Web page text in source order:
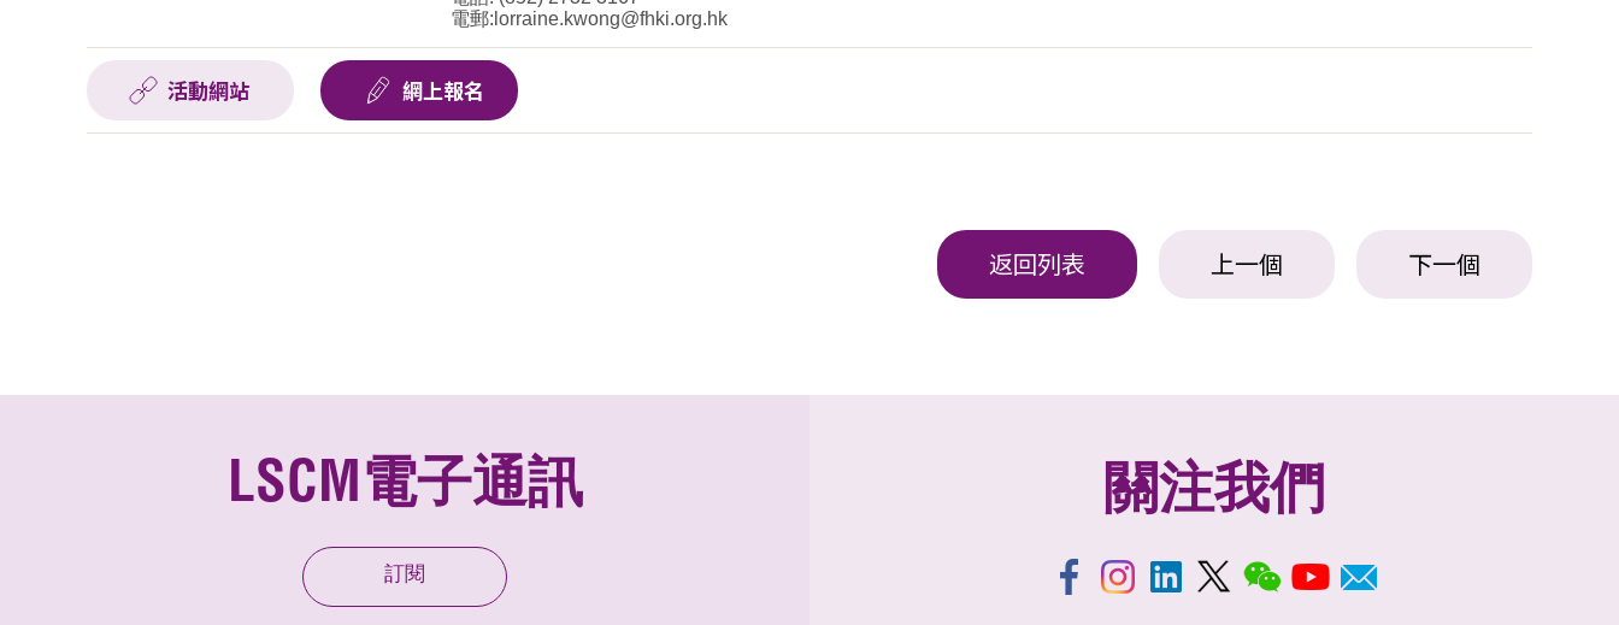
電郵: lorraine.kwong@fhki.org.hk
活動網站 網上報名
返回列表 上一個 下一個
LSCM電子通訊
訂閱
關注我們